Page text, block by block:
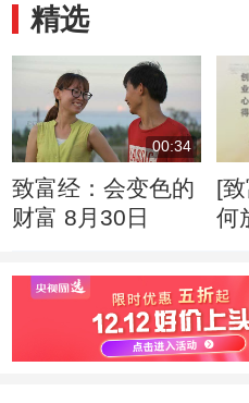
精选
00:34
致富经：会变色的
财富 8月30日
[
何